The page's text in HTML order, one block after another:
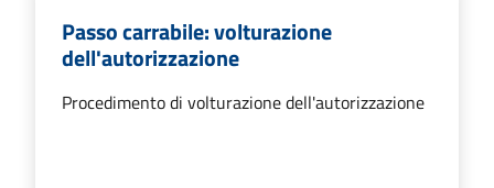
Passo carrabile: volturazione
dell'autorizzazione
Procedimento di volturazione dell'autorizzazione